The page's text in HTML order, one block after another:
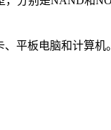
平板电脑和计算